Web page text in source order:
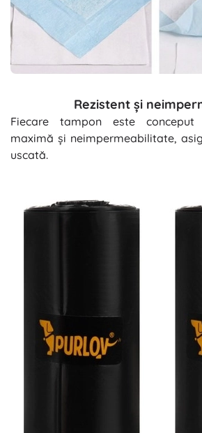
Rezistent și
Fiecare tampon este
maximă și neimpermeabilitate,
uscată.